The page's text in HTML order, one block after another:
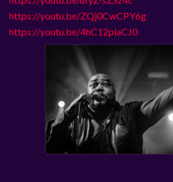
https://youtu.be/ZQj0CwCPY6g
https://youtu.be/4hC12piaCJ0